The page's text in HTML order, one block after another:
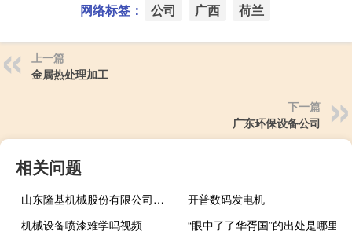
网络标签： 公司 广西 荷兰
上一篇
金属热处理加工
下一篇
广东环保设备公司
相关问题
山东隆基机械股份有限公司官网
开普数码发电机
机械设备喷漆难学吗视频
“眼中了了华胥国”的出处是哪里